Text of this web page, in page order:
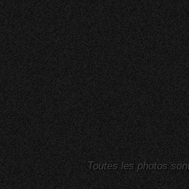
Toutes les photos